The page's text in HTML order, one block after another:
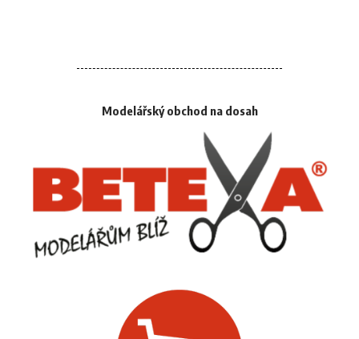
Modelářský obchod na dosah